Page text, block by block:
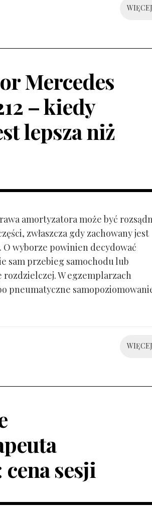
WIĘCEJ
Mercedes
– kiedy
lepsza niż
amortyzatora może być
zwłaszcza gdy zachowany jest
wyborze powinien decydować
sam przebieg samochodu lub
W egzemplarzach
pneumatyczne
WIĘCEJ
sesji